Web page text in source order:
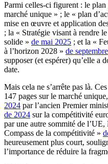
Parmi celles-ci figurent : le plan
marché unique » ; le « plan
mise en œuvre et application
; la « Stratégie visant à rendre
solide » de mai 2025 ; et la «
à l’horizon 2028 » de
supposer (et espérer) qu’elle a
date.
Mais cela ne s’arrête pas là.
147 pages sur le marché
2024 par l’ancien Premier
de 2024 sur la compétitivité
par une autre sommité de
Compass de la compétitivité »
heureusement plus court,
l’importance de réduire la